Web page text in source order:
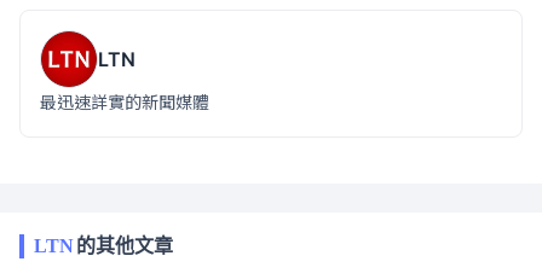
LTN
最迅速詳實的新聞媒體
LTN的其他文章